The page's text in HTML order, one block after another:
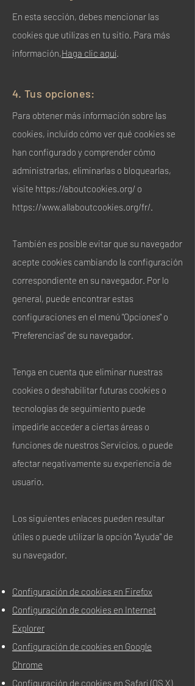
En esta sección, debes mencionar las
cookies que utilizas en tu sitio. Para más
información,Haga clic aquí
4. Tus opciones:
Para obtener más información sobre las
cookies, incluido cómo ver qué cookies se
han configurado y comprender cómo
administrarlas, eliminarlas o bloquearlas,
visite https://aboutcookies.org/ o
https://www.allaboutcookies.org/fr/.
También es posible evitar que su navegador
acepte cookies cambiando la configuración
correspondiente en su navegador. Por lo
general, puede encontrar estas
configuraciones en el menú "Opciones" o
"Preferencias" de su navegador.
Tenga en cuenta que eliminar nuestras
cookies o deshabilitar futuras cookies o
tecnologías de seguimiento puede
impedirle acceder a ciertas áreas o
funciones de nuestros Servicios, o puede
afectar negativamente su experiencia de
usuario.
Los siguientes enlaces pueden resultar
útiles o puede utilizar la opción "Ayuda" de
su navegador.
Configuración de cookies en Firefox
Configuración de cookies en Internet
Explorer
Configuración de cookies en Google
Chrome
Configuración de cookies en Safari (OS X)